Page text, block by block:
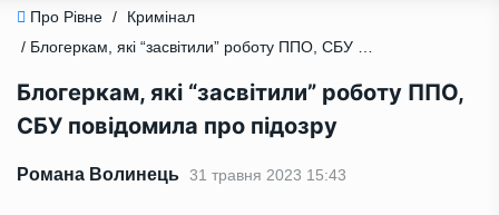
Про Рівне /
Кримінал
/ Блогеркам, які “засвітили” роботу ППО, СБУ повідомила про підозру
Блогеркам, які “засвітили” роботу ППО,
СБУ повідомила про підозру
Романа Волинець 31 травня 2023 15:43